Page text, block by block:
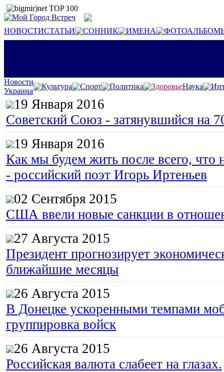
НОВОСТИСТАТЬИ СОННИК ИМЕНА
Новости
Украина
Культура Спорт Политика ЗдоровьеНаука
19 Января 2016
Советский Союз - затянувшийся на
19 Января 2016
Как мы будем жить после всего, что
- российский поэт Игорь Иртеньев
02 Сентября 2015
США ввели новые санкции в
27 Августа 2015
Президент прогнозирует
ближайшие месяцы
26 Августа 2015
В Донецке ускоренными темпами
группировка войск
26 Августа 2015
Российская валюта слабеет на глазах.